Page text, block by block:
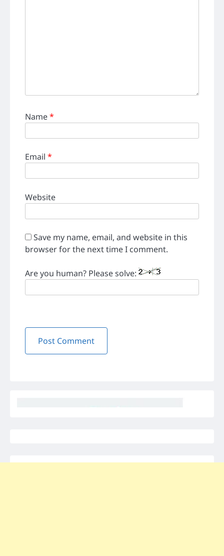
Name*
Email *
Website
Save my name, email, and website in this
browser for the next time I comment.
Are you human? Please solve: